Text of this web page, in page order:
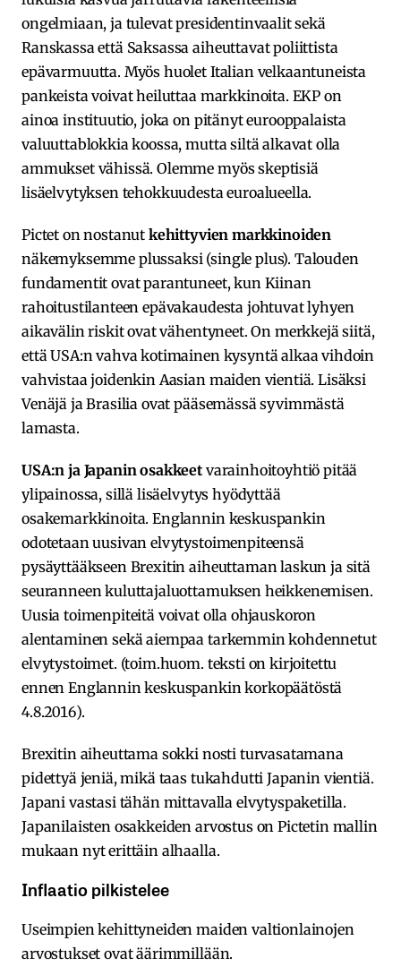
ongelmiaan, ja tulevat presidentinvaalit sekä
Ranskassa että Saksassa aiheuttavat poliittista
epävarmuutta. Myös huolet Italian velkaantuneista
pankeista voivat heiluttaa markkinoita. EKP on
ainoa instituutio, joka on pitänyt eurooppalaista
valuuttablokkia koossa, mutta siltä alkavat olla
ammukset vähissä. Olemme myös skeptisiä
lisäelvytyksen tehokkuudesta euroalueella.
Pictet on nostanut kehittyvien markkinoiden
näkemyksemme plussaksi (single plus). Talouden
fundamentit ovat parantuneet, kun Kiinan
rahoitustilanteen epävakaudesta johtuvat lyhyen
aikavälin riskit ovat vähentyneet. On merkkejä siitä,
että USA:n vahva kotimainen kysyntä alkaa vihdoin
vahvistaa joidenkin Aasian maiden vientiä. Lisäksi
Venäjä ja Brasilia ovat pääsemässä syvimmästä
lamasta.
USA:n ja Japanin osakkeet varainhoitoyhtiö pitää
ylipainossa, sillä lisäelvytys hyödyttää
osakemarkkinoita. Englannin keskuspankin
odotetaan uusivan elvytystoimenpiteensä
pysäyttääkseen Brexitin aiheuttaman laskun ja sitä
seuranneen kuluttajaluottamuksen heikkenemisen.
Uusia toimenpiteitä voivat olla ohjauskoron
alentaminen sekä aiempaa tarkemmin kohdennetut
elvytystoimet. (toim.huom. teksti on kirjoitettu
ennen Englannin keskuspankin korkopäätöstä
4.8.2016).
Brexitin aiheuttama sokki nosti turvasatamana
pidettyä jeniä, mikä taas tukahdutti Japanin vientiä.
Japani vastasi tähän mittavalla elvytyspaketilla.
Japanilaisten osakkeiden arvostus on Pictetin mallin
mukaan nyt erittäin alhaalla.
Inflaatio pilkistelee
Useimpien kehittyneiden maiden valtionlainojen
arvostukset ovat äärimmillään.